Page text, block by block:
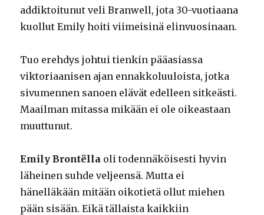
addiktoitunut veli Branwell, jota 30-vuotiaana
kuollut Emily hoiti viimeisinä elinvuosinaan.
Tuo erehdys johtui tienkin pääasiassa
viktoriaanisen ajan ennakkoluuloista, jotka
sivumennen sanoen elävät edelleen sitkeästi.
Maailman mitassa mikään ei ole oikeastaan
muuttunut.
Emily Brontëlla oli todennäköisesti hyvin
läheinen suhde veljeensä. Mutta ei
hänelläkään mitään oikotietä ollut miehen
pään sisään. Eikä tällaista kaikkiin